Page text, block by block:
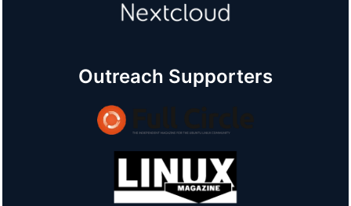
Outreach Supporters